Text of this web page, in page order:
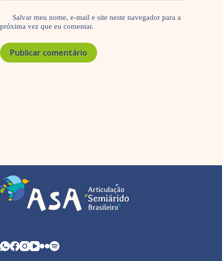
Salvar meu nome, e-mail e site neste navegador para a
próxima vez que eu comentar.
Publicar comentário